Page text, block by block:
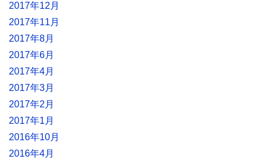
2017年12月
2017年11月
2017年8月
2017年6月
2017年4月
2017年3月
2017年2月
2017年1月
2016年10月
2016年4月